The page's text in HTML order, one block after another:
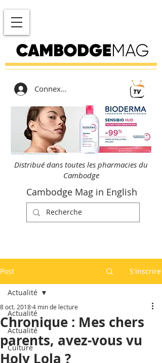
Connexion
Distribué dans toutes les pharmacies du
Cambodge
Cambodge Mag in English
Post S'inscrire
Actualité
Actualité
Culture
Actualité
Chronique : Mes chers
parents, avez-vous vu
Holy Lola ?
8 oct. 20184 min de lecture